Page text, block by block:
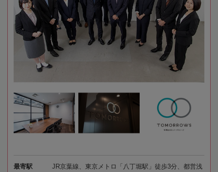
最寄駅
JR京葉線、東京メトロ「八丁堀駅」徒歩3分、都営浅